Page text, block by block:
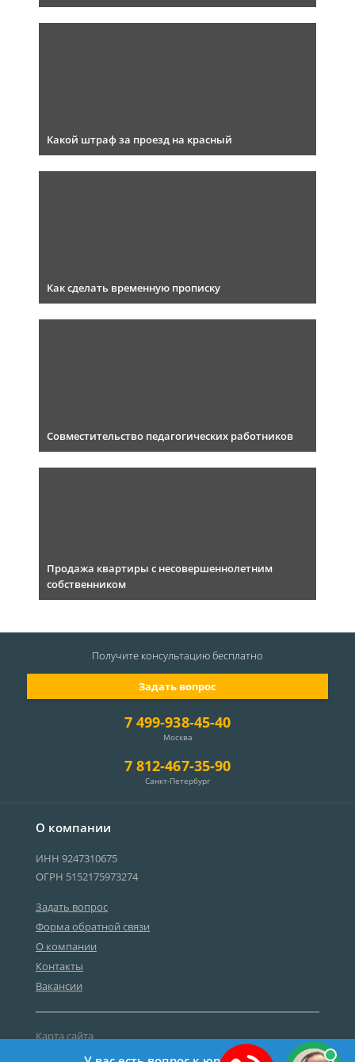
Какой штраф за проезд на красный
Как сделать временную прописку
Совместительство педагогических работников
Продажа квартиры с несовершеннолетним
собственником
О компании
ИНН 9247310675
ОГРН 5152175973274
Задать вопрос
Форма обратной связи
О компании
Контакты
Вакансии
Карта сайта
Политика персональных данных
7 499-938-45-40
Москва
7 812-467-35-90
Санкт-Петербург
Задать вопрос
Получите консультациюбесплатно